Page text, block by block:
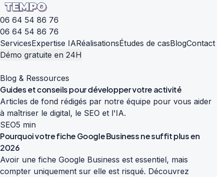
06 64 54 86 76
06 64 54 86 76
ServicesExpertise IARéalisationsÉtudes de casBlogContact
Démo gratuite en 24H
Blog & Ressources
Guides et conseils pourdévelopper votre activité
Articles de fond rédigés par notre équipe pour vous aider
à maîtriser le digital, le SEO et l'IA.
SEO5 min
Pourquoi votre fiche Google Business ne suffit plus en
2026
Avoir une fiche Google Business est essentiel, mais
compter uniquement sur elle est risqué. Découvrez